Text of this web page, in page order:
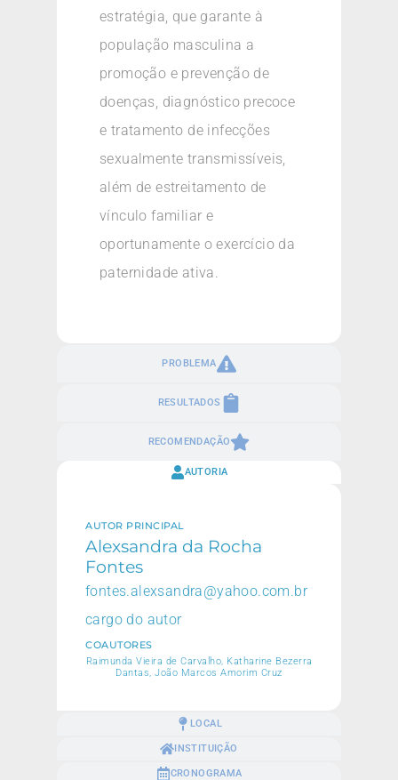
PROBLEMA
RESULTADOS
RECOMENDAÇÃO
estratégia, que garante à
população masculina a
promoção e prevenção de
doenças, diagnóstico precoce
e tratamento de infecções
sexualmente transmissíveis,
além de estreitamento de
vínculo familiar e
oportunamente o exercício da
paternidade ativa.
AUTORIA
LOCAL
INSTITUIÇÃO
CRONOGRAMA
AUTOR PRINCIPAL
Alexsandra da Rocha
Fontes
fontes.alexsandra@yahoo.com.br
cargo do autor
COAUTORES
Raimunda Vieira de Carvalho, Katharine Bezerra
Dantas, João Marcos Amorim Cruz